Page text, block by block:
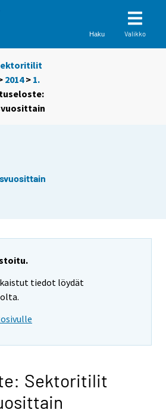
Haku Valikko
2014> 1.
tiedot löydät
Sektoritilit